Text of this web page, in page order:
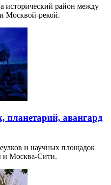
исторический район между
Москвой-рекой.
планетарий, авангард
и научных площадок
и Москва-Сити.